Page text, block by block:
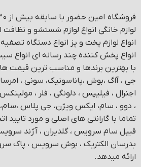
لوازم خانگی انواع لوازم شستشو و نظافت
انواع لوازم پخت و پز انواع دستگاه تصفیه
انواع پخش کننده چند رسانه ای انواع
با بهترین برندها و مناسب ترین قیمت
جی ، آاگ ،بوش ،پاناسونیک، سونی ،
اجنرال ، فیلیپس ، دلونگی ، فلر ،
، دوو ، سام، ایکس ویژن، جی پلاس
تماما با گارانتی های اصلی و مورد تایید
قبیل سام سرویس ، گلدیران ، آژند
بدرسان الکتریک ، بوش سرویس ، پاک
ارائه میدهد.